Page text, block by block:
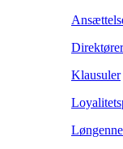
Direktører
Klausuler